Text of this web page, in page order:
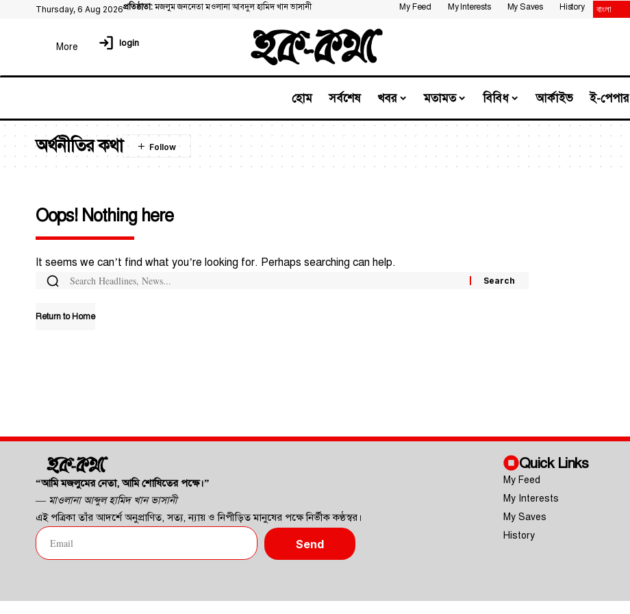
Thursday, 6 Aug 2026প্রতিষ্ঠাতা:মজলুম জননেতা মওলানা আবদুল হামিদ খান ভাসানী My Feed My Interests My Saves History
login
হোম সর্বশেষ খবর মতামত বিবিধ আর্কাইভ ই-পেপার
অর্থনীতির কথা
Oops! Nothing here
It seems we can’t find what you’re looking for. Perhaps searching can help.
Return to Home
“আমি মজলুমের নেতা, আমি শোষিতের পক্ষে।”
— মাওলানা আব্দুল হামিদ খান ভাসানী
এই পত্রিকা তাঁর আদর্শে অনুপ্রাণিত, সত্য, ন্যায় ও নিপীড়িত মানুষের পক্ষে নির্ভীক কণ্ঠস্বর।
Send
Quick Links
My Feed
My Interests
My Saves
History